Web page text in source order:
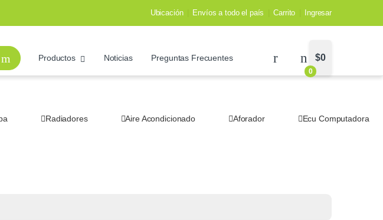
Ubicación Envíos a todo el país Carrito Ingresar
Productos Noticias Preguntas Frecuentes
0
$0
Radiadores Aire Acondicionado Aforador Ecu Computadora